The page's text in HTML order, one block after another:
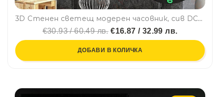
3D Стенен светещ модерен часовник, сив DC-161 - SILVER, Home Decor Clock 3D
€30.93 / 60.49 лв.€16.87 / 32.99 лв.
ДОБАВИ В КОЛИЧКА